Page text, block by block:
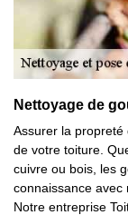
Nettoyage de
Assurer la
de votre toiture.
cuivre ou bois, les
connaissance avec
Notre entreprise